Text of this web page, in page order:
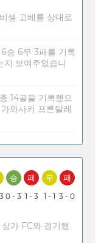
셀 고베를 상대로
승 6무 3패를 기록
지 보여주었습니
14골을 기록했으
와사키 프론탈레
승
0 - 3
패
1 - 3
무
1 - 1
패
3 - 0
가 FC와 경기했